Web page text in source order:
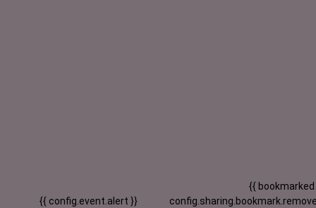
{{ config.event.alert }}
{{ bookmarked